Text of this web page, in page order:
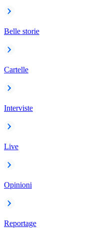
Belle storie
Cartelle
Interviste
Live
Opinioni
Reportage